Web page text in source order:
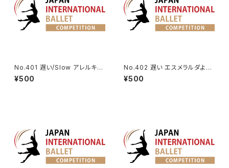
No.401 遅い/Slow アレルキナ
ーダよりコロンビーヌのVa. | H
arlequinade Variation
¥500
No.402 遅い エスメラルダより
Va.(タンバリン)
¥500